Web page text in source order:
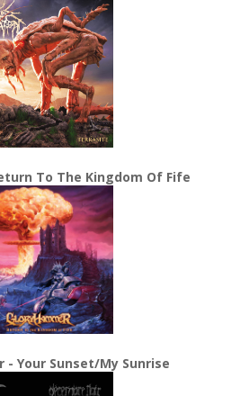
To The Kingdom Of Fife
- Your Sunset/My Sunrise